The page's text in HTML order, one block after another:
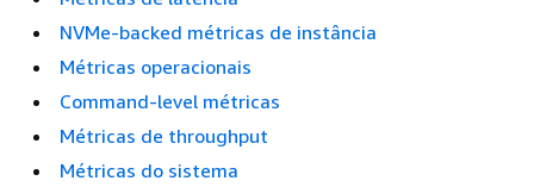
NVMe-backed métricas de instância
Métricas operacionais
Command-level métricas
Métricas de throughput
Métricas do sistema